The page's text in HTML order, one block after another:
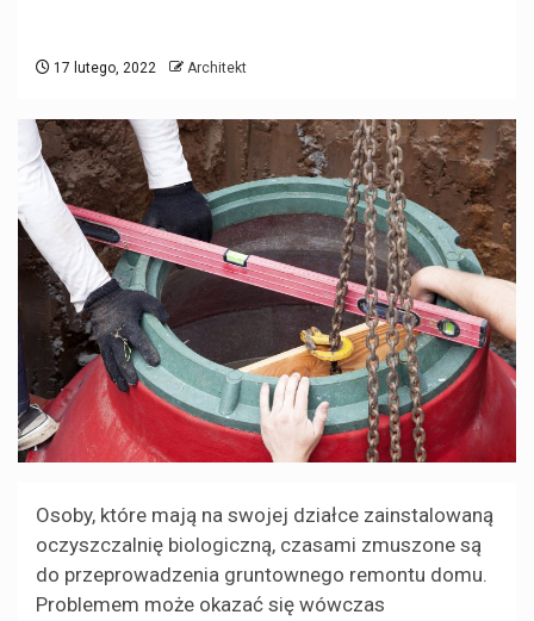
17 lutego, 2022 Architekt
Osoby, które mają na swojej działce zainstalowaną
oczyszczalnię biologiczną, czasami zmuszone są
do przeprowadzenia gruntownego remontu domu.
Problemem może okazać się wówczas